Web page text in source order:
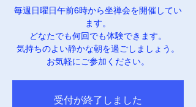
毎週日曜日午前6時から坐禅会を開催してい
ます。
どなたでも何回でも体験できます。
気持ちのよい静かな朝を過ごしましょう。
お気軽にご参加ください。
受付が終了しました